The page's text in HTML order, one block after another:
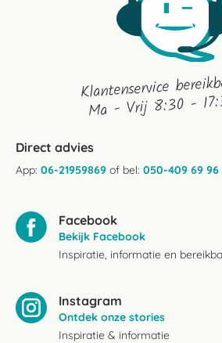
Klantenservice
Ma - Vrij 8:30 -
Direct advies
App: 06-21959869 of bel: 050-409 69 96
Facebook
Bekijk Facebook
Inspiratie, informatie en
Instagram
Ontdek onze stories
Inspiratie & informatie